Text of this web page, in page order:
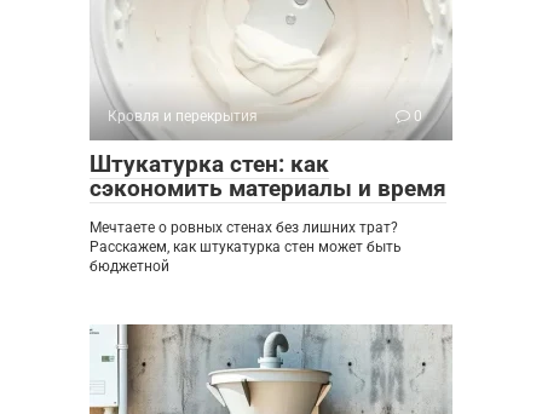
Кровля и перекрытия 0
Штукатурка стен: как
сэкономить материалы и время
Мечтаете о ровных стенах без лишних трат?
Расскажем, как штукатурка стен может быть
бюджетной